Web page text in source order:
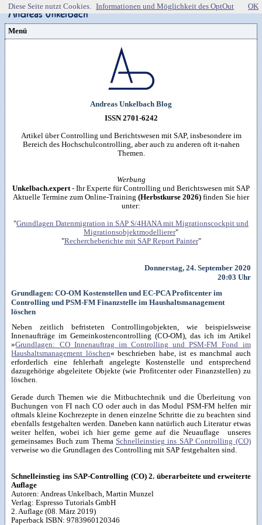
Menü
Windows (40)
RSS-Feed
Workshop & Seminar
VG Wort
Amazon Shopseite
Impressum&Datenschutzerklärung
Andreas Unkelbach Blog
ISSN 2701-6242
Artikel über Controlling und Berichtswesen mit SAP, insbesondere im
Bereich des Hochschulcontrolling, aber auch zu anderen oft it-nahen
Themen.
Werbung
Unkelbach.expert- Ihr Experte für Controlling und Berichtswesen mit SAP
Aktuelle Termine zum Online-Training (Herbstkurse 2026) finden Sie hier
unter:
"Grundlagen Datenmigration in SAP S/4HANA mit Migrationscockpit und
Migrationsobjektmodellierer"
"Rechercheberichte mit SAP Report Painter"
Donnerstag, 24. September 2020
20:03 Uhr
Grundlagen: CO-OM Kostenstellen und EC-PCA Profitcenter im
Controlling und PSM-FM Finanzstelle im Haushaltsmanagement
löschen
Neben zeitlich befristeten Controllingobjekten, wie beispielsweise
Innenaufträge im Gemeinkostencontrolling (CO-OM), das ich im Artikel
»Grundlagen: CO Innenauftrag im Controlling und PSM-FM Fond im
Haushaltsmanagement löschen« beschrieben habe, ist es manchmal auch
erforderlich eine fehlerhaft angelegte Kostenstelle und entsprechend
dazugehörige abgeleitete Objekte (wie Profitcenter oder Finanzstellen) zu
löschen.
Gerade durch Themen wie die Mitbuchtechnik und die Überleitung von
Buchungen von FI nach CO oder auch in das Modul PSM-FM helfen mir
oftmals kleine Kochrezepte in denen einzelne Schritte die zu beachten sind
ebenfalls festgehalten werden. Daneben kann natürlich auch Literatur etwas
weiter helfen, wobei ich hier gerne gerne auf die Neuauflage unseres
gemeinsames Buch zum Thema Schnelleinstieg ins SAP Controlling (CO)
verweise wo die Grundlagen des Controlling mit SAP festgehalten sind.
Schnelleinstieg ins SAP-Controlling (CO) 2. überarbeitete und erweiterte
Auflage
Autoren:Andreas Unkelbach, Martin Munzel
Verlag:Espresso Tutorials GmbH
2. Auflage(08. März 2019)
Paperback ISBN:9783960120346
Diese Seite nutzt Cookies. Informationen und Möglichkeit des OptOut OK